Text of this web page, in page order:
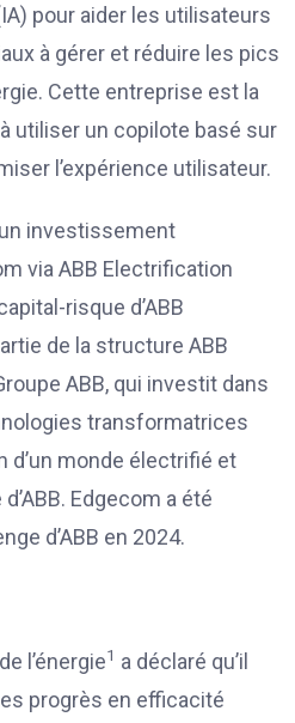
pour aider les utilisateurs
à gérer et réduire les pics
Cette entreprise est la
utiliser un copilote basé sur
l’expérience utilisateur.
investissement
via ABB Electrification
risque d’ABB
de la structure ABB
ABB, qui investit dans
transformatrices
d’un monde électrifié et
Edgecom a été
d’ABB en 2024.
l’énergie1 a déclaré qu’il
progrès en efficacité